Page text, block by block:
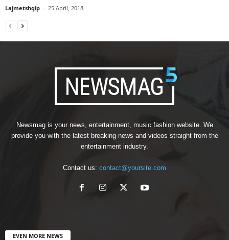
Lajmetshqip - 25 April, 2018
Newsmag is your news, entertainment, music fashion website. We
provide you with the latest breaking news and videos straight from the
entertainment industry.
Contact us: contact@yoursite.com
EVEN MORE NEWS